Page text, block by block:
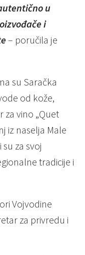
u
i
– poručila je
su Saračka
od kože,
za vino „Quet
iz naselja Male
su za svoj
tradicije i
Vojvodine
za privredu i